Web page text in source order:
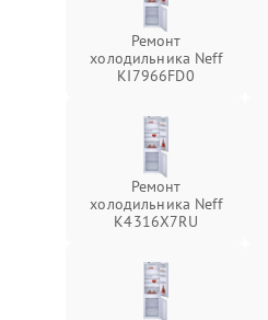
Ремонт
холодильника Neff
KI7966FD0
Ремонт
холодильника Neff
K4316X7RU